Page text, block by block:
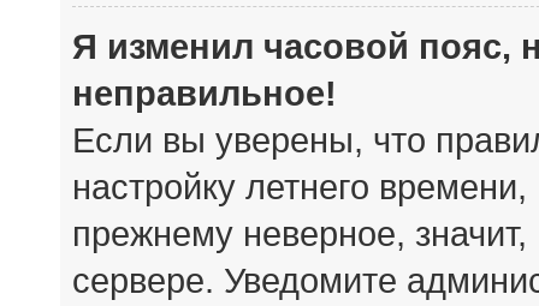
Я изменил часовой пояс,
неправильное!
Если вы уверены, что
настройку летнего
прежнему неверное,
сервере. Уведомите